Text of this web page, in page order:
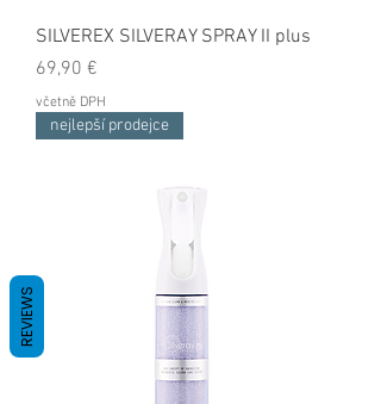
SILVEREX SILVERAY SPRAY II plus
Cena
69,90 €
včetně DPH
nejlepší prodejce
REVIEWS